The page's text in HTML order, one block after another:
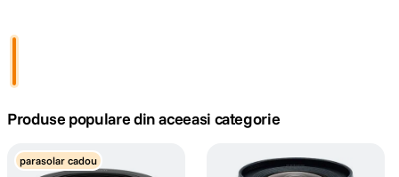
4. peak design
5. lavaliera
Produse populare din aceeasi categorie
parasolar cadou